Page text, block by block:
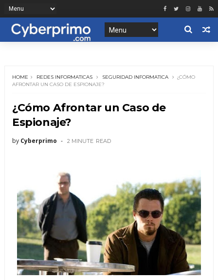
HOME REDES INFORMATICAS SEGURIDAD INFORMATICA
¿CÓMO
AFRONTAR UN CASO DE ESPIONAJE?
¿Cómo Afrontar un Caso de
Espionaje?
by Cyberprimo 2 MINUTE READ